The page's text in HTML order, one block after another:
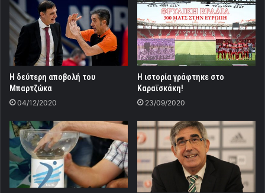
H δεύτερη αποβολή του
Μπαρτζώκα
04/12/2020
Η ιστορία γράφτηκε στο
Καραϊσκάκη!
23/09/2020